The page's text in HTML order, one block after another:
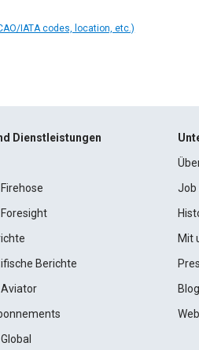
IATA codes, location, etc.)
Dienstleistungen
Berichte
Job
Mit
Blog